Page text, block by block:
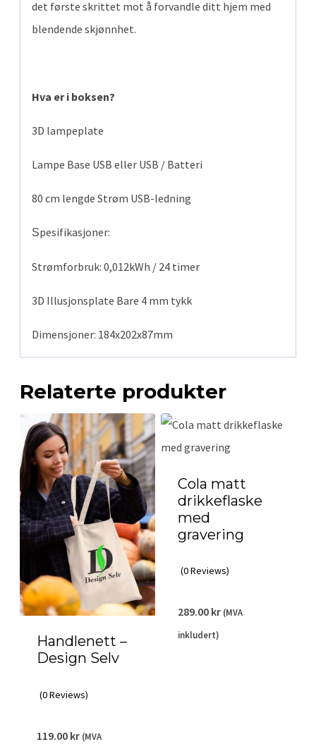
det første skrittet mot å forvandle ditt hjem med
blendende skjønnhet.
Hva er i boksen?
3D lampeplate
Lampe Base USB eller USB / Batteri
80 cm lengde Strøm USB-ledning
Spesifikasjoner:
Strømforbruk: 0,012kWh / 24 timer
3D Illusjonsplate Bare 4 mm tykk
Dimensjoner: 184x202x87mm
Relaterte produkter
Handlenett –
Design Selv
(0 Reviews)
119.00 kr (MVA
Cola matt
drikkeflaske
med
gravering
(0 Reviews)
289.00 kr (MVA
inkludert)